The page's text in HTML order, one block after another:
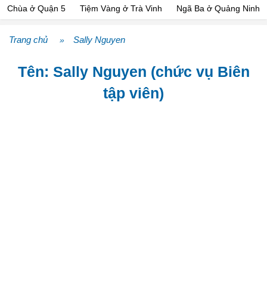
Chùa ở Quận 5 Tiệm Vàng ở Trà Vinh Ngã Ba ở Quảng Ninh
Trang chủ » Sally Nguyen
Tên: Sally Nguyen (chức vụ Biên
tập viên)